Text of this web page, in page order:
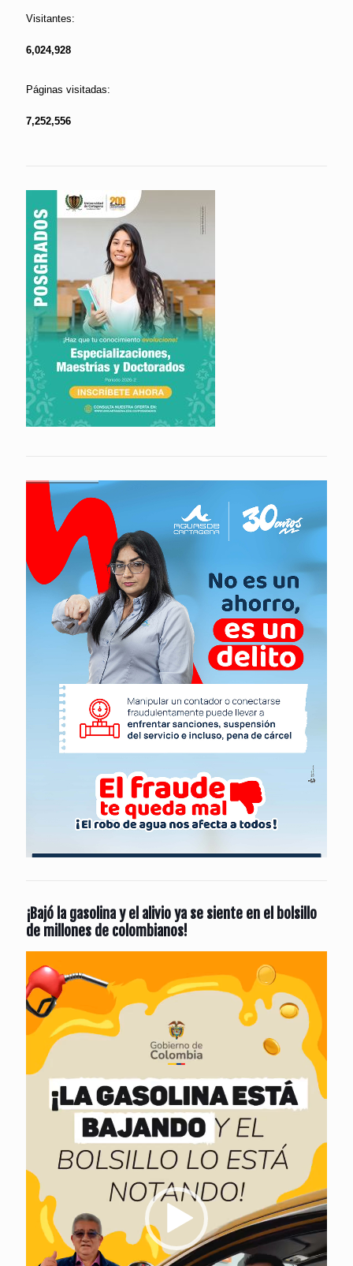
Visitantes:
6,024,928
Páginas visitadas:
7,252,556
¡Bajó la gasolina y el alivio ya se siente en el bolsillo
de millones de colombianos!
de
vídeo